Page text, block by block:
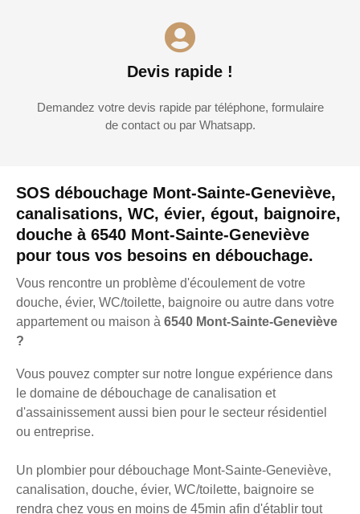
SOS débouchage Mont-Sainte-Geneviève,
canalisations, WC, évier, égout, baignoire,
douche à 6540 Mont-Sainte-Geneviève
pour tous vos besoins en débouchage.
Vous rencontre un problème d'écoulement de votre
douche, évier, WC/toilette, baignoire ou autre dans votre
appartement ou maison à 6540 Mont-Sainte-Geneviève
?
Vous pouvez compter sur notre longue expérience dans
le domaine de débouchage de canalisation et
d'assainissement aussi bien pour le secteur résidentiel
ou entreprise.
Un plombier pour débouchage Mont-Sainte-Geneviève,
canalisation, douche, évier, WC/toilette, baignoire se
rendra chez vous en moins de 45min afin d'établir tout
Devis rapide !
Demandez votre devis rapide par téléphone, formulaire
de contact ou par Whatsapp.